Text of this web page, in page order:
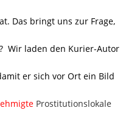
Das bringt uns zur Frage,
Wir laden den Kurier-Autor
er sich vor Ort ein Bild
Prostitutionslokale